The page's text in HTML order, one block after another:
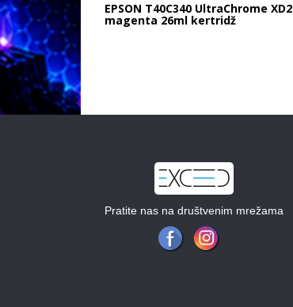
EPSON T40C340 UltraChrome XD2
magenta 26ml kertridž
Pratite nas na društvenim mrežama